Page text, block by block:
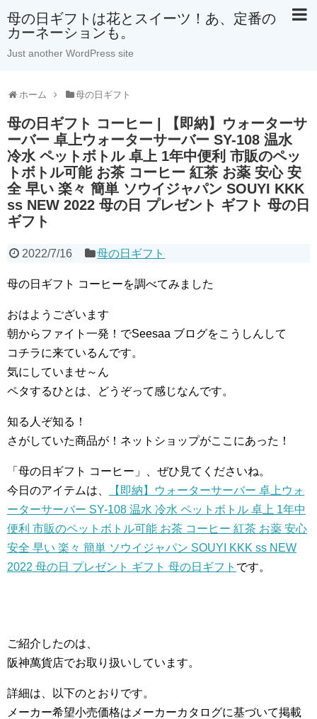
母の日ギフトは花とスイーツ！あ、定番の
カーネーションも。
Just another WordPress site
ホーム 母の日ギフト
母の日ギフト コーヒー | 【即納】ウォーターサ
ーバー 卓上ウォーターサーバー SY-108 温水
冷水 ペットボトル 卓上 1年中便利 市販のペッ
トボトル可能 お茶 コーヒー 紅茶 お薬 安心 安
全 早い 楽々 簡単 ソウイジャパン SOUYI KKK
ss NEW 2022 母の日 プレゼント ギフト 母の日
ギフト
2022/7/16 母の日ギフト
母の日ギフト コーヒーを調べてみました
おはようございます
朝からファイト一発！でSeesaa ブログをこうしんして
コチラに来ているんです。
気にしていませ～ん
ペタするひとは、どうぞって感じなんです。
知る人ぞ知る！
さがしていた商品が！ネットショップがここにあった！
「母の日ギフト コーヒー」、ぜひ見てくださいね。
今日のアイテムは、
【即納】ウォーターサーバー 卓上ウォ
ーターサーバー SY-108 温水 冷水 ペットボトル 卓上 1年中
便利 市販のペットボトル可能 お茶 コーヒー 紅茶 お薬 安心
安全 早い 楽々 簡単 ソウイジャパン SOUYI KKK ss NEW
2022 母の日 プレゼント ギフト 母の日ギフト です。
ご紹介したのは、
阪神萬貨店でお取り扱いしています。
詳細は、以下のとおりです。
メーカー希望小売価格はメーカーカタログに基づいて掲載